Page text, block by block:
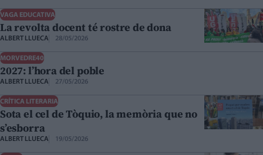
VAGA EDUCATIVA
La revolta docent té rostre de dona
ALBERT LLUECA 28/05/2026
MORVEDRE40
2027: l’hora del poble
ALBERT LLUECA 27/05/2026
CRÍTICA LITERARIA
Sota el cel de Tòquio, la memòria que no
s’esborra
ALBERT LLUECA 19/05/2026